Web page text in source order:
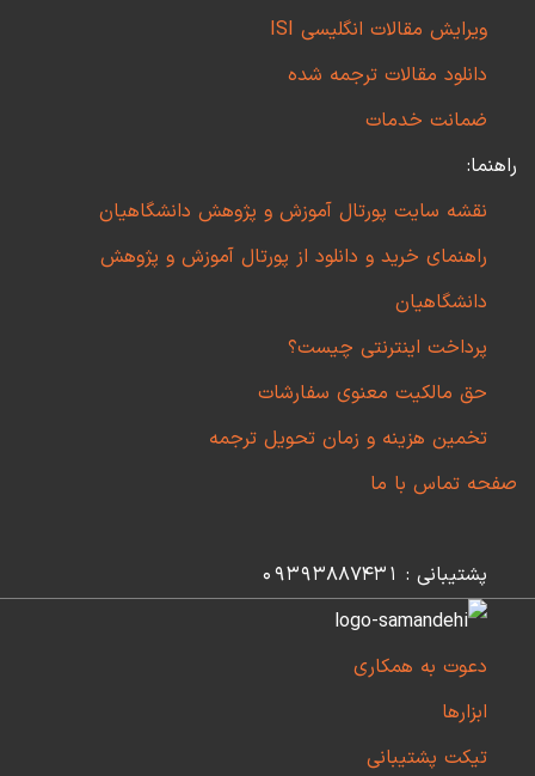
ویرایش مقالات انگلیسی ISI
دانلود مقالات ترجمه شده
ضمانت خدمات
راهنما:
نقشه سایت پورتال آموزش و پژوهش دانشگاهیان
راهنمای خرید و دانلود از پورتال آموزش و پژوهش
دانشگاهیان
پرداخت اینترنتی چیست؟
حق مالکیت معنوی سفارشات
تخمین هزینه و زمان تحویل ترجمه
صفحه تماس با ما
پشتیبانی : 09393887431
دعوت به همکاری
ابزارها
تیکت پشتیبانی